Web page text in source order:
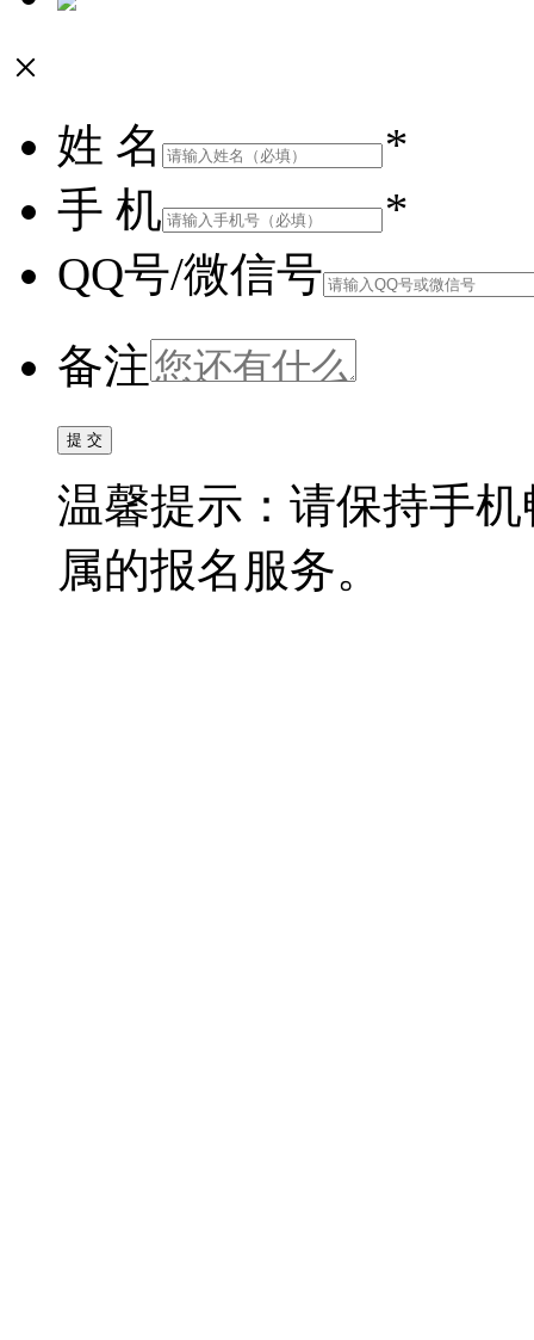
×
姓 名
*
手 机
*
QQ号/微信号
备注
温馨提示：请保持手
属的报名服务。